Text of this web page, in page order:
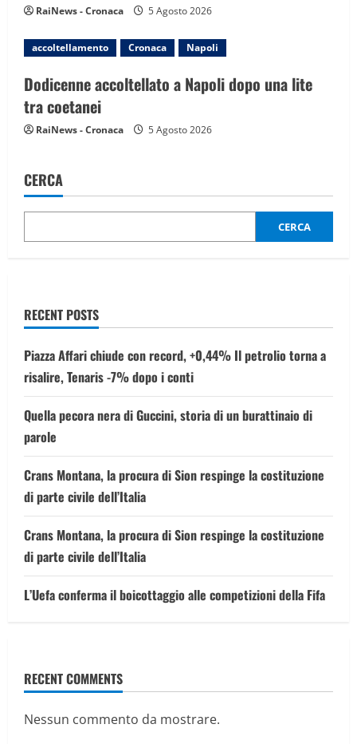
RaiNews - Cronaca 5 Agosto 2026
accoltellamento Cronaca Napoli
Dodicenne accoltellato a Napoli dopo una lite
tra coetanei
RaiNews - Cronaca 5 Agosto 2026
CERCA
CERCA
RECENT POSTS
Piazza Affari chiude con record, +0,44% Il petrolio torna a
risalire, Tenaris -7% dopo i conti
Quella pecora nera di Guccini, storia di un burattinaio di
parole
Crans Montana, la procura di Sion respinge la costituzione
di parte civile dell’Italia
Crans Montana, la procura di Sion respinge la costituzione
di parte civile dell’Italia
L’Uefa conferma il boicottaggio alle competizioni della Fifa
RECENT COMMENTS
Nessun commento da mostrare.